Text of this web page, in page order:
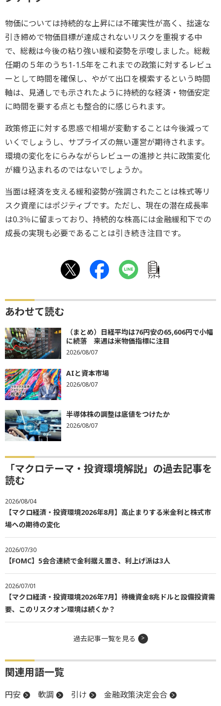
物価については持続的な上昇には不確実性が高く、拙速な
引き締めで物価目標が達成されないリスクを重視する中
で、総裁は今後の粘り強い緩和姿勢を示唆しました。総裁
任期の５年のうち1-1.5年をこれまでの政策に対するレビュ
ーとして時間を確保し、やがて出口を模索するという時間
軸は、見通しでも示されたように持続的な経済・物価安定
に時間を要する点とも整合的に感じられます。
政策修正に対する思惑で相場が変動することは今後減って
いくでしょうし、サプライズの無い運営が期待されます。
環境の変化をにらみながらレビューの進捗と共に政策変化
が織り込まれるのではないでしょうか。
当面は経済を支える緩和姿勢が強調されたことは株式等リ
スク資産にはポジティブです。ただし、現在の潜在成長率
は0.3％に留まっており、持続的な株高には金融緩和下での
成長の実現も必要であることは引き続き注目です。
ｱﾝｹｰﾄ
あわせて読む
（まとめ）日経平均は76円安の65,606円で小幅
に続落 来週は米物価指標に注目
2026/08/07
AIと資本市場
2026/08/07
半導体株の調整は底値をつけたか
2026/08/07
「マクロテーマ・投資環境解説」の過去記事を
読む
2026/08/04
【マクロ経済・投資環境2026年8月】高止まりする米金利と株式市
場への期待の変化
2026/07/30
【FOMC】5会合連続で金利据え置き、利上げ派は3人
2026/07/01
【マクロ経済・投資環境2026年7月】待機資金8兆ドルと設備投資需
要、このリスクオン環境は続くか？
過去記事一覧を見る
関連用語一覧
円安 軟調 引け 金融政策決定会合